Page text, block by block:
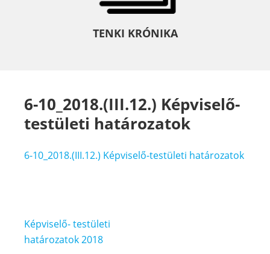
TENKI KRÓNIKA
6-10_2018.(III.12.) Képviselő-
testületi határozatok
6-10_2018.(III.12.) Képviselő-testületi határozatok
Bejegyzés
navigáció
Képviselő- testületi
határozatok 2018